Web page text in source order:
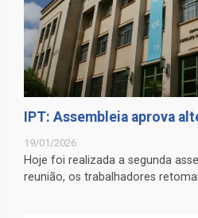
IPT: Assembleia aprova
19/01/2026
Hoje foi realizada a segunda
reunião, os trabalhadores